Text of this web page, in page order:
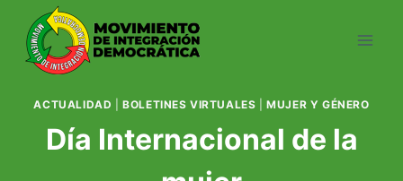
contenido
ACTUALIDAD |BOLETINES VIRTUALES |MUJER Y GÉNERO
Día Internacional de la